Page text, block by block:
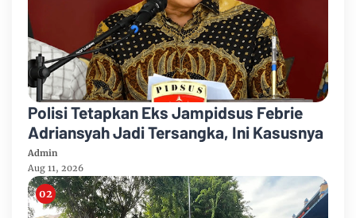
Polisi Tetapkan Eks Jampidsus Febrie
Adriansyah Jadi Tersangka, Ini Kasusnya
Admin
Aug 11, 2026